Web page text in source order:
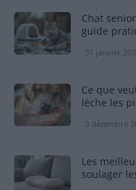
Chat
guide
31 janvier
Ce que
lèche les
3 décembre
Les
soulager